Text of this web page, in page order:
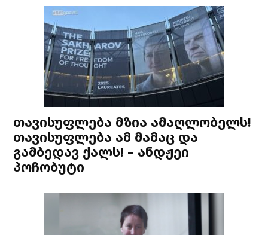
თავისუფლება მზია ამაღლობელს!
თავისუფლება ამ მამაც და
გამბედავ ქალს! – ანდჟეი
პოჩობუტი